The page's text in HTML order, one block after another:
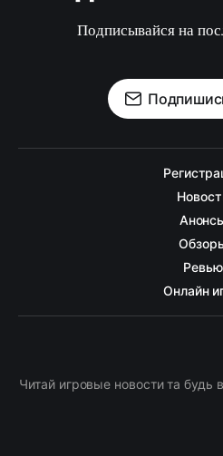
Подписывайся на
Ревью
Онлайн
Читай игровые новости та будь